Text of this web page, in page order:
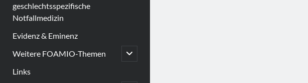
geschlechtsspezifische
Notfallmedizin
Evidenz & Eminenz
Weitere FOAMIO-Themen
open
child
Links